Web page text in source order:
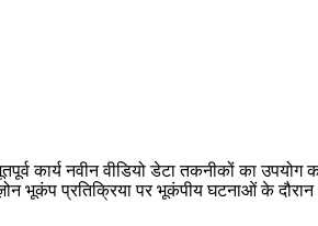
कार्य नवीन वीडियो डेटा तकनीकों का
प्रतिक्रिया पर भूकंपीय घटनाओं के दौरान